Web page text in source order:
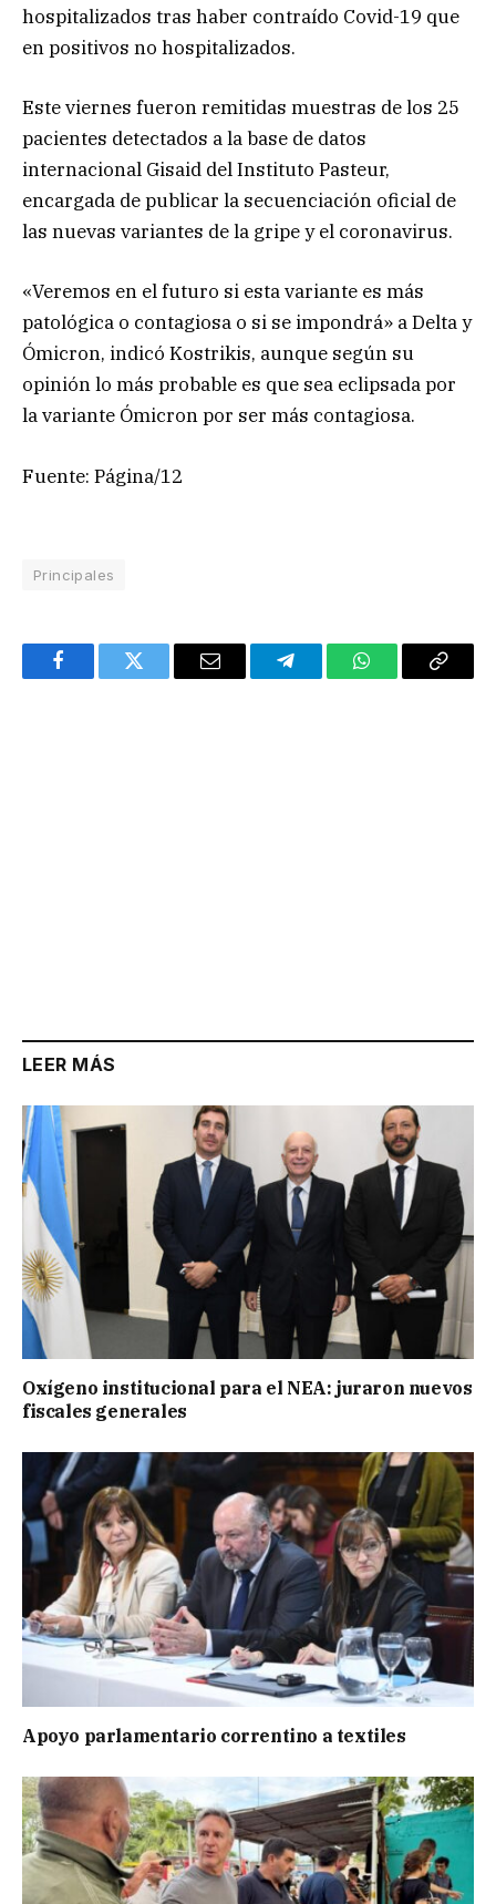
hospitalizados tras haber contraído Covid-19 que
en positivos no hospitalizados.
Este viernes fueron remitidas muestras de los 25
pacientes detectados a la base de datos
internacional Gisaid del Instituto Pasteur,
encargada de publicar la secuenciación oficial de
las nuevas variantes de la gripe y el coronavirus.
«Veremos en el futuro si esta variante es más
patológica o contagiosa o si se impondrá» a Delta y
Ómicron, indicó Kostrikis, aunque según su
opinión lo más probable es que sea eclipsada por
la variante Ómicron por ser más contagiosa.
Fuente: Página/12
Principales
FacebookTwitter Email TelegramWhatsAppCopy
LEER MÁS
Oxígeno institucional para el NEA: juraron nuevos
fiscales generales
Apoyo parlamentario correntino a textiles